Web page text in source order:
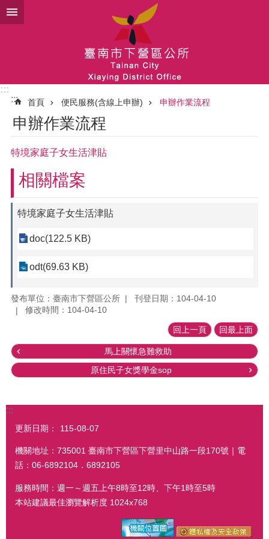
跳到主要內容區塊
:::
:::
首頁 便民服務(含線上申辦) 申辦作業流程
申辦作業流程
特境家庭子女生活津貼
相關檔案
特境家庭子女生活津貼
doc(122.5 KB)
odt(69.63 KB)
發布單位：臺南市下營區公所
刊登日期：104-04-10
修改時間：104-04-10
回上一頁 回最上面
馬上關懷急難救助
原住民子女獎學金sop
:::
更新日期： 115-08-07
機關地址：735001 臺南市下營區下營里中山路一段170號｜電
話：06-6892104．6892105
服務時間：週一～週五上午8時至12時、下午1時至5時
本站建議最佳瀏覽解析度 1024x768